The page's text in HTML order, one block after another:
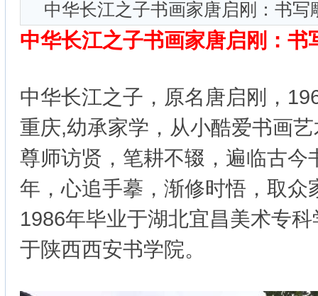
中华长江之子书画家唐启刚：书写
中华长江之子书画家唐启刚：书
中华长江之子，原名唐启刚，
重庆,幼承家学，从小酷爱书画
尊师访贤，笔耕不辍，遍临古今
年，心追手摹，渐修时悟，取众
1986年毕业于湖北宜昌美术专
于陕西西安书学院。